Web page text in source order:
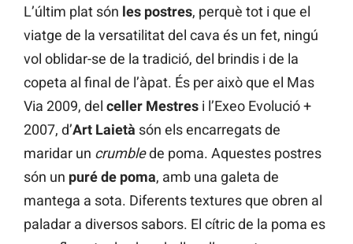
L’últim plat són les postres, perquè tot i que el
viatge de la versatilitat del cava és un fet, ningú
vol oblidar-se de la tradició, del brindis i de la
copeta al final de l’àpat. És per això que el Mas
Via 2009, del celler Mestres i l’Exeo Evolució +
2007, d’Art Laietà són els encarregats de
maridar un crumblede poma. Aquestes postres
són un puré de poma, amb una galeta de
mantega a sota. Diferents textures que obren al
paladar a diversos sabors. El cítric de la poma es